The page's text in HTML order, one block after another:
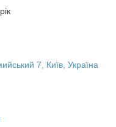
7, Київ, Україна